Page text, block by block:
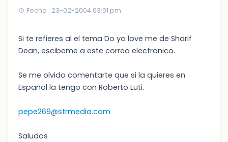
Fecha : 23-02-2004 03:01 pm
Si te refieres al el tema Do yo love me de Sharif
Dean, escibeme a este correo electronico.
Se me olvido comentarte que si la quieres en
Español la tengo con Roberto Luti.
pepe269@strmedia.com
Saludos